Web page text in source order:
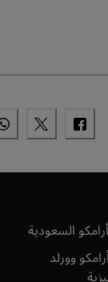
السعودية